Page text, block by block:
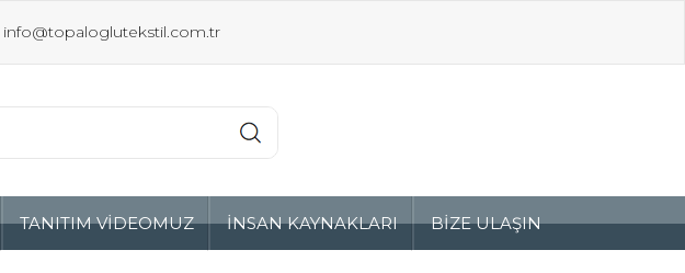
info@topaloglutekstil.com.tr
TANITIM VİDEOMUZ İNSAN KAYNAKLARI BİZE ULAŞIN